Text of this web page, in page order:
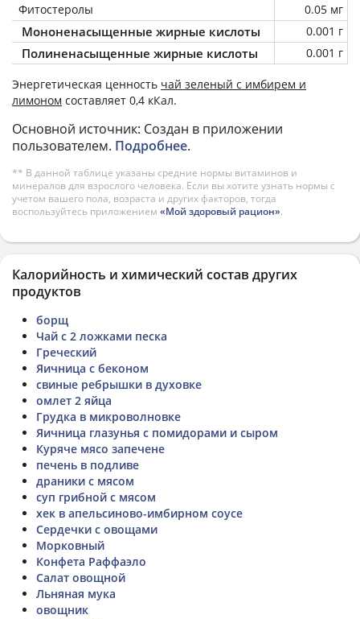
Фитостеролы 0.05 мг
Мононенасыщенные жирные кислоты 0.001 г
Полиненасыщенные жирные кислоты 0.001 г
Энергетическая ценность чай зеленый с имбирем и
лимоном составляет 0,4 кКал.
Основной источник: Создан в приложении
пользователем. Подробнее.
** В данной таблице указаны средние нормы витаминов и
минералов для взрослого человека. Если вы хотите узнать нормы с
учетом вашего пола, возраста и других факторов, тогда
воспользуйтесь приложением «Мой здоровый рацион».
Калорийность и химический состав других
продуктов
борщ
Чай с 2 ложками песка
Греческий
Яичница с беконом
свиные ребрышки в духовке
омлет 2 яйца
Грудка в микроволновке
Яичница глазунья с помидорами и сыром
Куряче мясо запечене
печень в подливе
драники с мясом
суп грибной с мясом
хек в апельсиново-имбирном соусе
Сердечки с овощами
Морковный
Конфета Раффаэло
Салат овощной
Льняная мука
овощник